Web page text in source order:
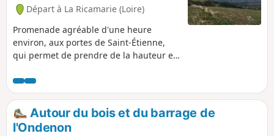
Départ à La Ricamarie (Loire)
Promenade agréable d'une heure
environ, aux portes de Saint-Étienne,
qui permet de prendre de la hauteur et
les reliefs environnants. Au départ il y a
des panneaux interdisant l'accès aux
chiens.Autour du bois et du barrage de
l'Ondenon